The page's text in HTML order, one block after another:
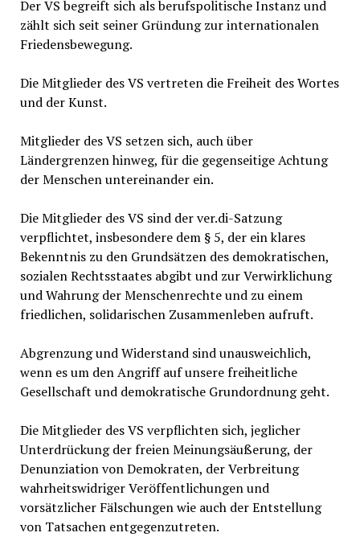
Der VS begreift sich als berufspolitische Instanz und
zählt sich seit seiner Gründung zur internationalen
Friedensbewegung.
Die Mitglieder des VS vertreten die Freiheit des Wortes
und der Kunst.
Mitglieder des VS setzen sich, auch über
Ländergrenzen hinweg, für die gegenseitige Achtung
der Menschen untereinander ein.
Die Mitglieder des VS sind der ver.di-Satzung
verpflichtet, insbesondere dem § 5, der ein klares
Bekenntnis zu den Grundsätzen des demokratischen,
sozialen Rechtsstaates abgibt und zur Verwirklichung
und Wahrung der Menschenrechte und zu einem
friedlichen, solidarischen Zusammenleben aufruft.
Abgrenzung und Widerstand sind unausweichlich,
wenn es um den Angriff auf unsere freiheitliche
Gesellschaft und demokratische Grundordnung geht.
Die Mitglieder des VS verpflichten sich, jeglicher
Unterdrückung der freien Meinungsäußerung, der
Denunziation von Demokraten, der Verbreitung
wahrheitswidriger Veröffentlichungen und
vorsätzlicher Fälschungen wie auch der Entstellung
von Tatsachen entgegenzutreten.